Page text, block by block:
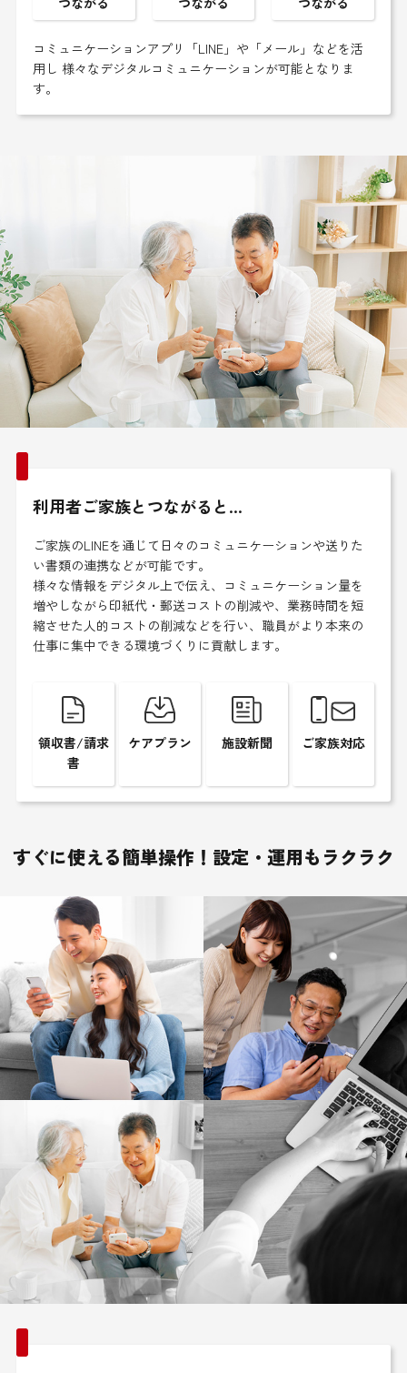
コミュニケーションアプリ「LINE」や「メール」などを活
用し 様々なデジタルコミュニケーションが可能となりま
す。
利用者ご家族とつながると…
ご家族のLINEを通じて日々のコミュニケーションや送りた
い書類の連携などが可能です。
様々な情報をデジタル上で伝え、コミュニケーション量を
増やしながら印紙代・郵送コストの削減や、業務時間を短
縮させた人的コストの削減などを行い、職員がより本来の
仕事に集中できる環境づくりに貢献します。
領収書/請求
書
ケアプラン 施設新聞 ご家族対応
すぐに使える簡単操作！設定・運用もラクラク